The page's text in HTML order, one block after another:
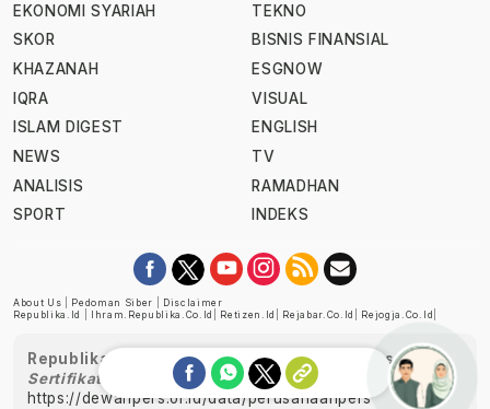
EKONOMI SYARIAH
SKOR
KHAZANAH
IQRA
ISLAM DIGEST
NEWS
ANALISIS
SPORT
TEKNO
BISNIS FINANSIAL
ESGNOW
VISUAL
ENGLISH
TV
RAMADHAN
INDEKS
About Us Pedoman Siber
Disclaimer
Republika.id
Ihram.republika.co.id Retizen.id Rejabar.co.id Rejogja.co.id
Republika telah diverifikasi oleh Dewan Pers
Sertifikat Nomor 1058/DP-Verifikasi/K/XII/2022
https://dewanpers.or.id/data/perusahaanpers